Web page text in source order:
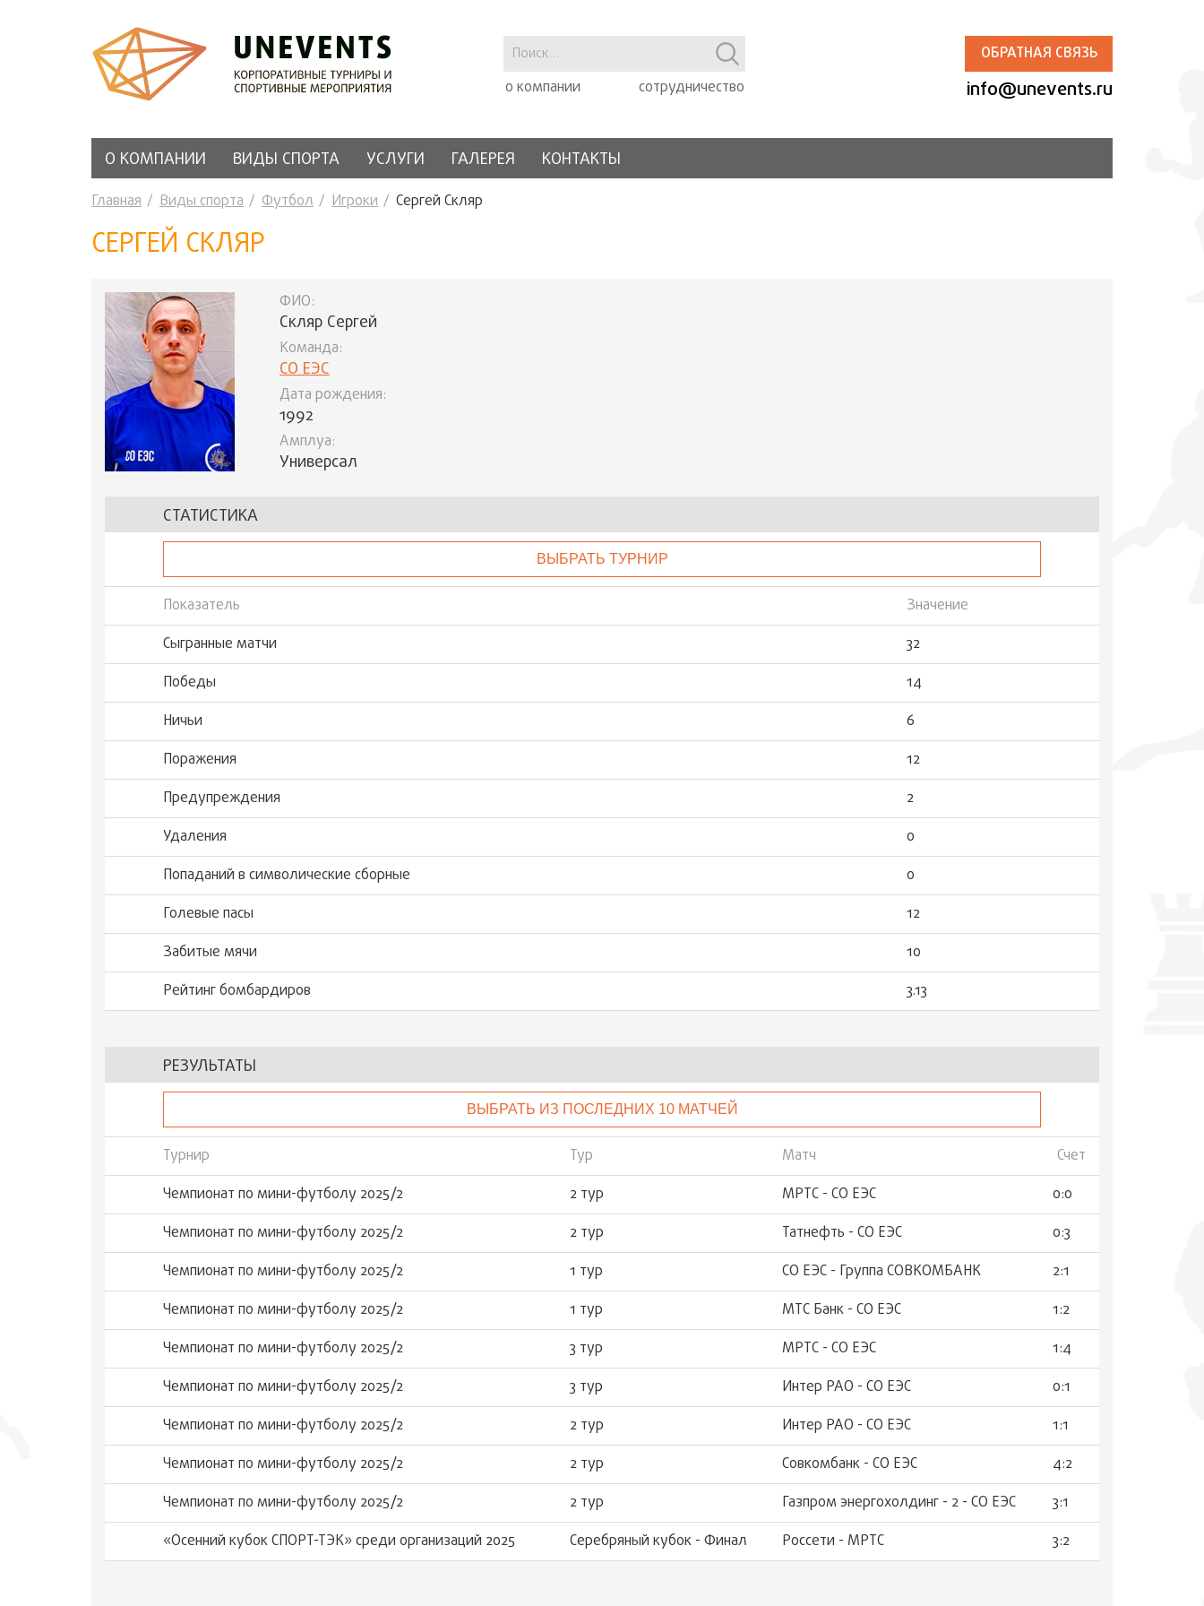
о компании сотрудничество
ОБРАТНАЯ СВЯЗЬ
info@unevents.ru
О КОМПАНИИ ВИДЫ СПОРТА УСЛУГИ ГАЛЕРЕЯ КОНТАКТЫ
Главная Виды спорта Футбол Игроки Сергей Скляр
СЕРГЕЙ СКЛЯР
ФИО:
Скляр Сергей
Команда:
СО ЕЭС
Дата рождения:
1992
Амплуа:
Универсал
СТАТИСТИКА
ВЫБРАТЬ ТУРНИР
Показатель
Значение
Сыгранные матчи
32
Победы
14
Ничьи
6
Поражения
12
Предупреждения
2
Удаления
0
Попаданий в символические сборные
0
Голевые пасы
12
Забитые мячи
10
Рейтинг бомбардиров
3.13
РЕЗУЛЬТАТЫ
ВЫБРАТЬ ИЗ ПОСЛЕДНИХ 10 МАТЧЕЙ
Турнир Тур Матч
Счет
Чемпионат по мини-футболу 2025/2
2 тур МРТС - СО ЕЭС
0:0
Чемпионат по мини-футболу 2025/2
2 тур Татнефть - СО ЕЭС
0:3
Чемпионат по мини-футболу 2025/2
1 тур СО ЕЭС - Группа СОВКОМБАНК
2:1
Чемпионат по мини-футболу 2025/2
1 тур МТС Банк - СО ЕЭС
1:2
Чемпионат по мини-футболу 2025/2
3 тур МРТС - СО ЕЭС
1:4
Чемпионат по мини-футболу 2025/2
3 тур Интер РАО - СО ЕЭС
0:1
Чемпионат по мини-футболу 2025/2
2 тур Интер РАО - СО ЕЭС
1:1
Чемпионат по мини-футболу 2025/2
2 тур Совкомбанк - СО ЕЭС
4:2
Чемпионат по мини-футболу 2025/2
2 тур Газпром энергохолдинг - 2 - СО ЕЭС
3:1
«Осенний кубок СПОРТ-ТЭК» среди организаций 2025
Серебряный кубок - Финал Россети - МРТС 3:2